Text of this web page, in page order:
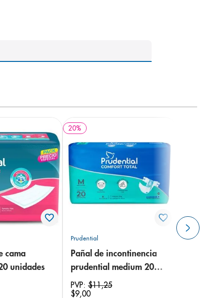
cama
unidades
20%
Prudential
Pañal de incontinencia
prudential medium 20
unidades
PVP:$11,25
$9,00